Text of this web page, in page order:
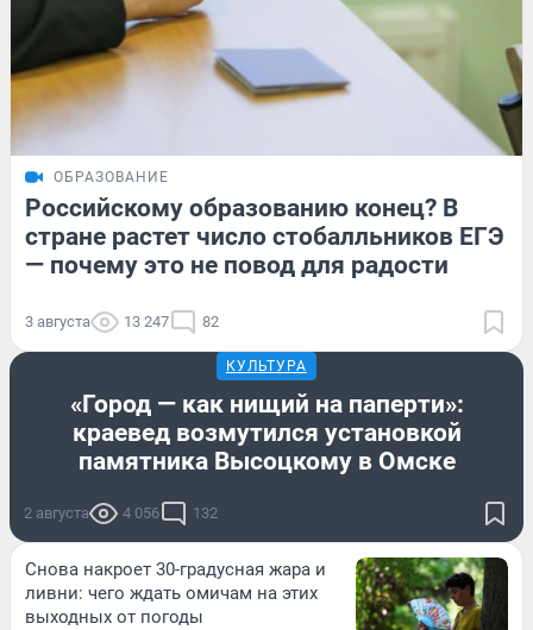
ОБРАЗОВАНИЕ
Российскому образованию конец? В
стране растет число стобалльников ЕГЭ
— почему это не повод для радости
3 августа 13 247 82
КУЛЬТУРА
«Город — как нищий на паперти»:
краевед возмутился установкой
памятника Высоцкому в Омске
2 августа 4 056 132
Снова накроет 30-градусная жара и
ливни: чего ждать омичам на этих
выходных от погоды